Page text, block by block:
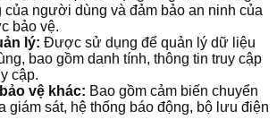
của người dùng và đảm bảo an ninh của
bảo vệ.
lý: Được sử dụng để quản lý dữ liệu
bao gồm danh tính, thông tin truy cập
cập.
vệ khác: Bao gồm cảm biến chuyển
giám sát, hệ thống báo động, bộ lưu điện